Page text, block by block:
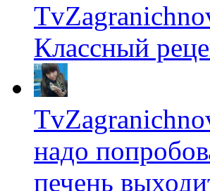
Классный
надо
печень